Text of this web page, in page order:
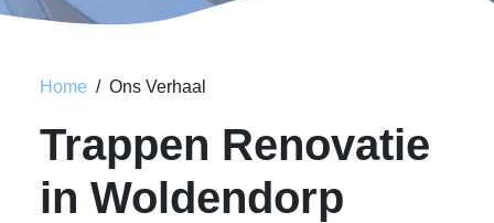
Home Ons Verhaal
Trappen Renovatie
in Woldendorp